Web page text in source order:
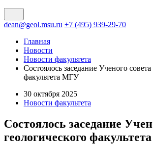
dean@geol.msu.ru +7 (495) 939-29-70
Главная
Новости
Новости факультета
Состоялось заседание Ученого совета
факультета МГУ
30 октября 2025
Новости факультета
Состоялось заседание
геологического